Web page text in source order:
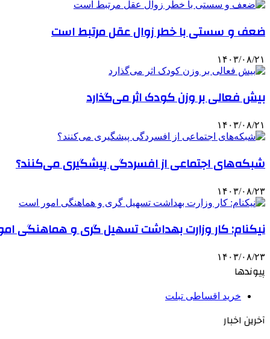
ضعف و سستی با خطر زوال عقل مرتبط است
۱۴۰۳/۰۸/۲۱
بیش فعالی بر وزن کودک اثر می‌گذارد
۱۴۰۳/۰۸/۲۱
شبکه‌های اجتماعی از افسردگی پیشگیری می‌کنند؟
۱۴۰۳/۰۸/۲۳
نیکنام: کار وزارت بهداشت تسهیل گری و هماهنگی
۱۴۰۳/۰۸/۲۳
پیوندها
خرید اقساطی تبلت
آخرین اخبار